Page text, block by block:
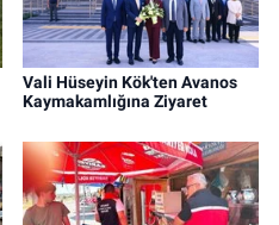
Vali Hüseyin Kök'ten Avanos
Kaymakamlığına Ziyaret